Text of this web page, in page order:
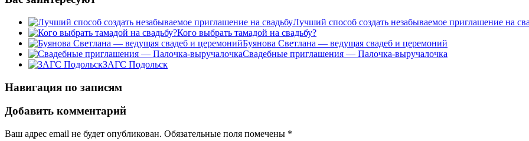
Лучший способ создать незабываемое приглашение на
Кого выбрать тамадой на свадьбу?
Буянова Светлана — ведущая свадеб и церемоний
Свадебные приглашения — Палочка-выручалочка
ЗАГС Подольск
Навигация по записям
Добавить комментарий
Ваш адрес email не будет опубликован. Обязательные поля помечены *